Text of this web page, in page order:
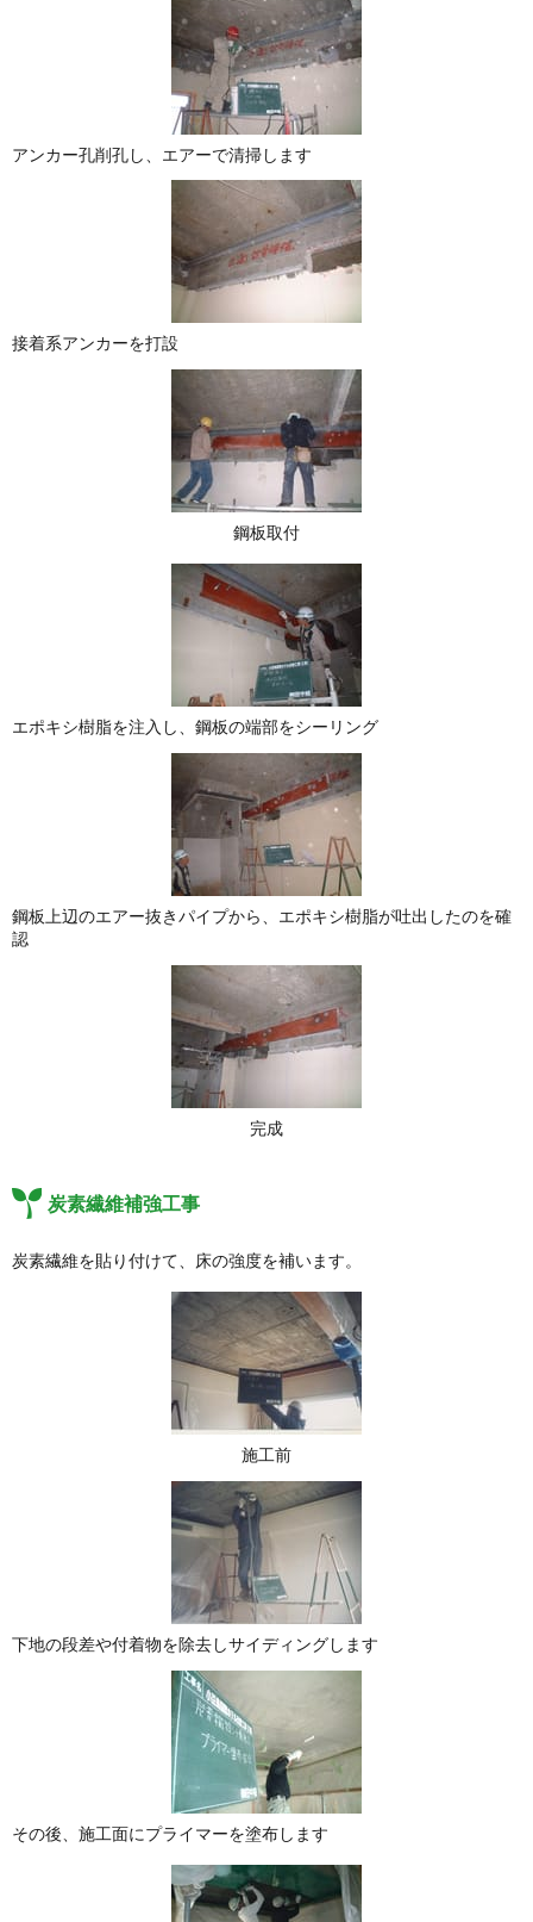
アンカー孔削孔し、エアーで清掃します
接着系アンカーを打設
鋼板取付
エポキシ樹脂を注入し、鋼板の端部をシーリング
鋼板上辺のエアー抜きパイプから、エポキシ樹脂が吐出したのを確
認
完成
炭素繊維補強工事
炭素繊維を貼り付けて、床の強度を補います。
施工前
下地の段差や付着物を除去しサイディングします
その後、施工面にプライマーを塗布します